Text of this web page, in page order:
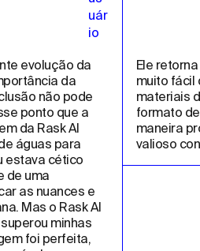
evolução da
da
não pode
ponto que a
da Rask AI
águas para
estava cético
de uma
as nuances e
Mas o Rask AI
minhas
foi perfeita,
Ele
muito fácil
materiais
formato
maneira
valioso